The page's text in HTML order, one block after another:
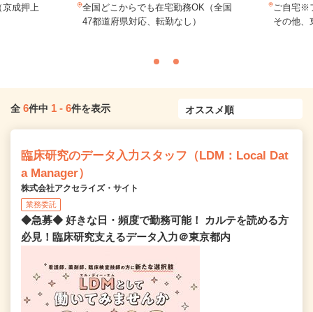
京成押上
全国どこからでも在宅勤務OK（全国
47都道府県対応、転勤なし）
ご自宅※
その他、
全 6件中 1 - 6件を表示
臨床研究のデータ入力スタッフ（LDM：Local Dat
a Manager）
株式会社アクセライズ・サイト
業務委託
◆急募◆ 好きな日・頻度で勤務可能！ カルテを読める方
必見！臨床研究支えるデータ入力＠東京都内